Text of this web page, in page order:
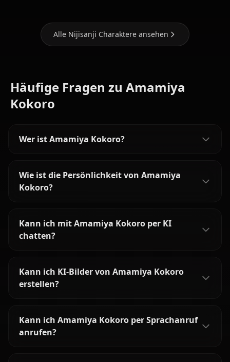
Alle Nijisanji Charaktere ansehen
Häufige Fragen zu Amamiya
Kokoro
Wer ist Amamiya Kokoro?
Wie ist die Persönlichkeit von Amamiya
Kokoro?
Kann ich mit Amamiya Kokoro per KI
chatten?
Kann ich KI-Bilder von Amamiya Kokoro
erstellen?
Kann ich Amamiya Kokoro per Sprachanruf
anrufen?